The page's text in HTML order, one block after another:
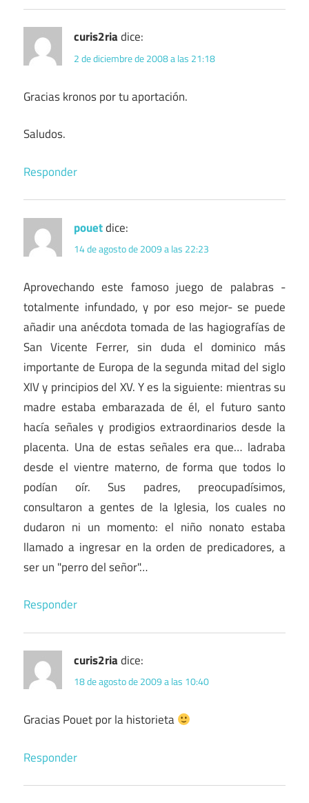
curis2riadice:
2 de diciembre de 2008 a las 21:18
Gracias kronos por tu aportación.
Saludos.
Responder
pouetdice:
14 de agosto de 2009 a las 22:23
Aprovechando este famoso juego de palabras -
totalmente infundado, y por eso mejor- se puede
añadir una anécdota tomada de las hagiografías de
San Vicente Ferrer, sin duda el dominico más
importante de Europa de la segunda mitad del siglo
XIV y principios del XV. Y es la siguiente: mientras su
madre estaba embarazada de él, el futuro santo
hacía señales y prodigios extraordinarios desde la
placenta. Una de estas señales era que… ladraba
desde el vientre materno, de forma que todos lo
podían oír. Sus padres, preocupadísimos,
consultaron a gentes de la Iglesia, los cuales no
dudaron ni un momento: el niño nonato estaba
llamado a ingresar en la orden de predicadores, a
ser un "perro del señor"…
Responder
curis2riadice:
18 de agosto de 2009 a las 10:40
Gracias Pouet por la historieta
Responder